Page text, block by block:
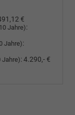
€
Jahre):
Jahre):
Jahre):4.290,- €